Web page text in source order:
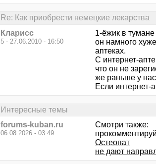
Re: Как приобрести немецкие лекарства
Кларисс
5 - 27.06.2010 - 16:50
1-ёжик в
он намного
аптеках.
С интернет-
что он не
же раньше у
Если интернет-
Интересные темы
forums-kuban.ru
06.08.2026 - 03:49
Смотри также:
Остеопат
не дают